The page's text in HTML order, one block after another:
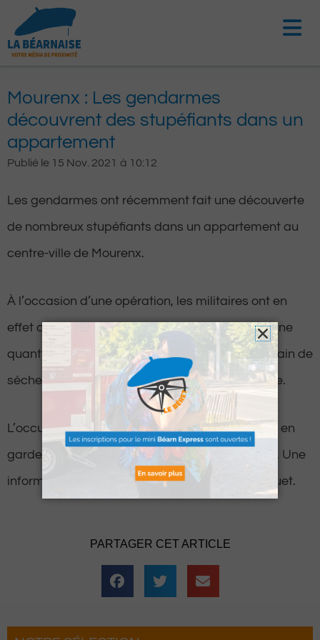
contenu
Mourenx : Les gendarmes
découvrent des stupéfiants dans un
appartement
Publié le 15 Nov. 2021 à 10:12
Les gendarmes ont récemment fait une découverte
de nombreux stupéfiants dans un appartement au
centre-ville de Mourenx.
À l’occasion d’une opération, les militaires ont en
effet découvert un kilo de résine de cannabis, une
quantité équivalente d’herbe de cannabis en train de
sécher et une centaine de grammes de cocaïne.
L’occupant des lieux âgé de 25 ans a été placé en
garde à vue, puis placé en détention provisoire. Une
information judiciaire a été ouverte par le parquet.
PARTAGER CET ARTICLE